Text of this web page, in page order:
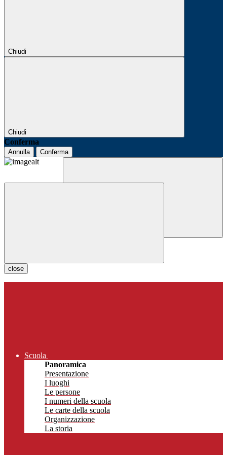
Chiudi
Chiudi
Conferma
Annulla Conferma
close
Scuola
Panoramica
Presentazione
I luoghi
Le persone
I numeri della scuola
Le carte della scuola
Organizzazione
La storia